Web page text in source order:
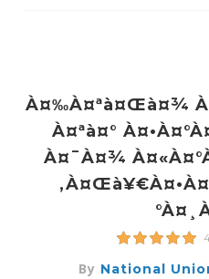
À¤‰à¤ªà¤œà¤¾
À¤ªà¤°
À¤¯à¤¾
By National